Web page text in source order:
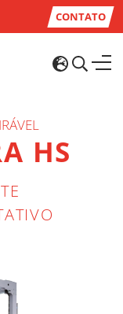
CONTATO
HS